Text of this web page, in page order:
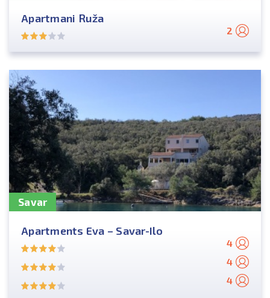
Apartmani Ruža
2
Savar
Apartments Eva – Savar-Ilo
4
4
4